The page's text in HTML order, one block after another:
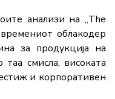
анализи на „The
облакодер
за продукција на
смисла, високата
и корпоративен